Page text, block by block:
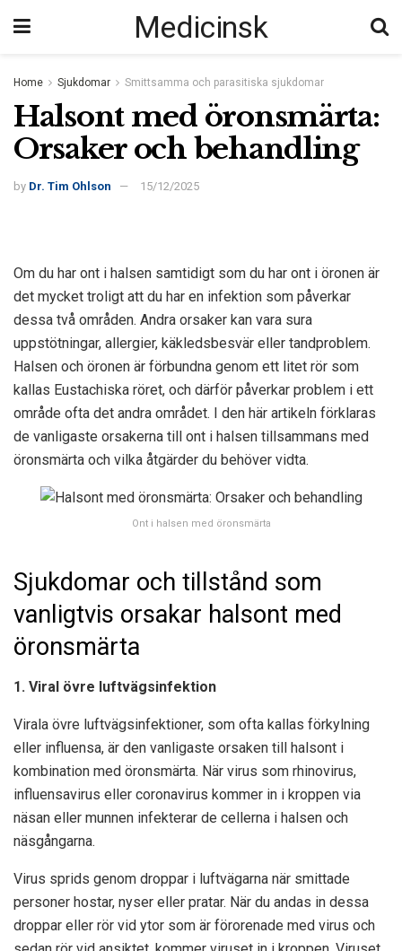
Medicinsk
Home Sjukdomar Smittsamma och parasitiska sjukdomar
Halsont med öronsmärta:
Orsaker och behandling
by Dr. Tim Ohlson 15/12/2025
Om du har ont i halsen samtidigt som du har ont i öronen är
det mycket troligt att du har en infektion som påverkar
dessa två områden. Andra orsaker kan vara sura
uppstötningar, allergier, käkledsbesvär eller tandproblem.
Halsen och öronen är förbundna genom ett litet rör som
kallas Eustachiska röret, och därför påverkar problem i ett
område ofta det andra området. I den här artikeln förklaras
de vanligaste orsakerna till ont i halsen tillsammans med
öronsmärta och vilka åtgärder du behöver vidta.
Ont i halsen med öronsmärta
Sjukdomar och tillstånd som
vanligtvis orsakar halsont med
öronsmärta
1. Viral övre luftvägsinfektion
Virala övre luftvägsinfektioner, som ofta kallas förkylning
eller influensa, är den vanligaste orsaken till halsont i
kombination med öronsmärta. När virus som rhinovirus,
influensavirus eller coronavirus kommer in i kroppen via
näsan eller munnen infekterar de cellerna i halsen och
näsgångarna.
Virus sprids genom droppar i luftvägarna när smittade
personer hostar, nyser eller pratar. När du andas in dessa
droppar eller rör vid ytor som är förorenade med virus och